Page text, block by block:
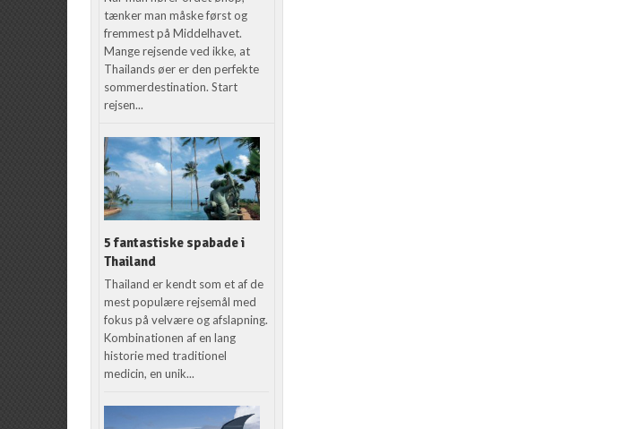
tænker man måske først og
fremmest på Middelhavet.
Mange rejsende ved ikke, at
Thailands øer er den perfekte
sommerdestination. Start
rejsen...
5 fantastiske spabade i
Thailand
Thailand er kendt som et af de
mest populære rejsemål med
fokus på velvære og afslapning.
Kombinationen af en lang
historie med traditionel
medicin, en unik...